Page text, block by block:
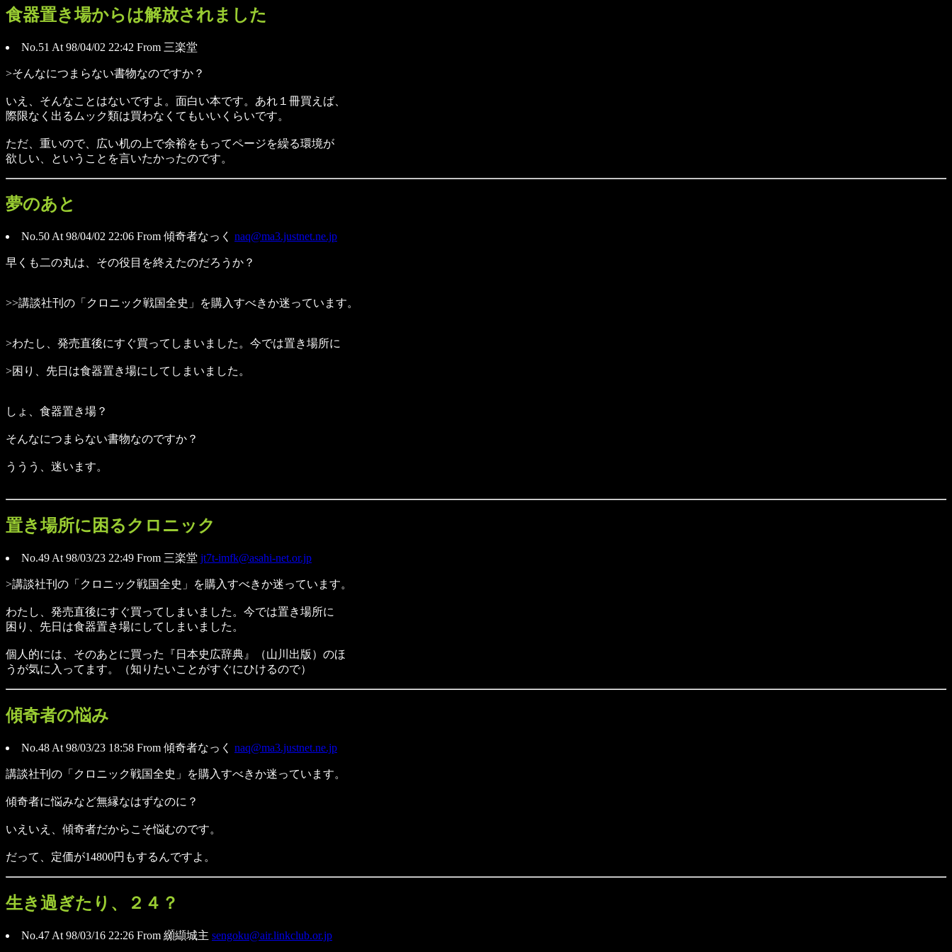
食器置き場からは解放されました
No.51 At 98/04/02 22:42 From 三楽堂
>そんなにつまらない書物なのですか？
いえ、そんなことはないですよ。面白い本です。あれ１冊買えば、
際限なく出るムック類は買わなくてもいいくらいです。
ただ、重いので、広い机の上で余裕をもってページを繰る環境が
欲しい、ということを言いたかったのです。
夢のあと
No.50 At 98/04/02 22:06 From 傾奇者なっく naq@ma3.justnet.ne.jp
早くも二の丸は、その役目を終えたのだろうか？
>>講談社刊の「クロニック戦国全史」を購入すべきか迷っています。
>わたし、発売直後にすぐ買ってしまいました。今では置き場所に
>困り、先日は食器置き場にしてしまいました。
しょ、食器置き場？
そんなにつまらない書物なのですか？
ううう、迷います。
置き場所に困るクロニック
No.49 At 98/03/23 22:49 From 三楽堂 jt7t-imfk@asahi-net.or.jp
>講談社刊の「クロニック戦国全史」を購入すべきか迷っています。
わたし、発売直後にすぐ買ってしまいました。今では置き場所に
困り、先日は食器置き場にしてしまいました。
個人的には、そのあとに買った『日本史広辞典』（山川出版）のほ
うが気に入ってます。（知りたいことがすぐにひけるので）
傾奇者の悩み
No.48 At 98/03/23 18:58 From 傾奇者なっく naq@ma3.justnet.ne.jp
講談社刊の「クロニック戦国全史」を購入すべきか迷っています。
傾奇者に悩みなど無縁なはずなのに？
いえいえ、傾奇者だからこそ悩むのです。
だって、定価が14800円もするんですよ。
生き過ぎたり、２４？
No.47 At 98/03/16 22:26 From 纐纈城主 sengoku@air.linkclub.or.jp